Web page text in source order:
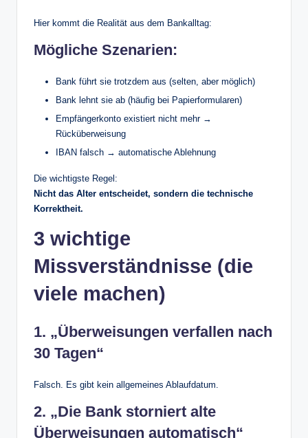
Hier kommt die Realität aus dem Bankalltag:
Mögliche Szenarien:
Bank führt sie trotzdem aus (selten, aber möglich)
Bank lehnt sie ab (häufig bei Papierformularen)
Empfängerkonto existiert nicht mehr →
Rücküberweisung
IBAN falsch → automatische Ablehnung
Die wichtigste Regel:
Nicht das Alter entscheidet, sondern die technische
Korrektheit.
3 wichtige
Missverständnisse (die
viele machen)
1. „Überweisungen verfallen nach
30 Tagen“
Falsch. Es gibt kein allgemeines Ablaufdatum.
2. „Die Bank storniert alte
Überweisungen automatisch“